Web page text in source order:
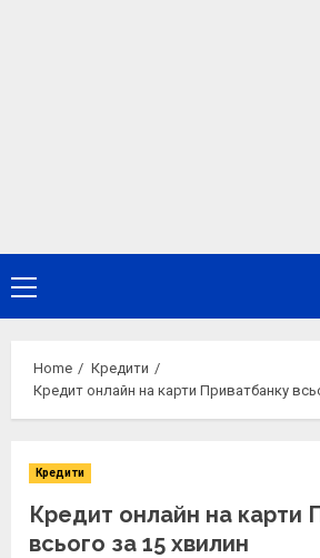
Primary
Menu
Home
Кредити
Кредит онлайн на карти Приватбанку
Кредити
Кредит онлайн на карти
всього за 15 хвилин